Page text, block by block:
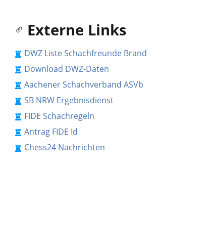
Externe Links
DWZ Liste Schachfreunde Brand
Download DWZ-Daten
Aachener Schachverband ASVb
SB NRW Ergebnisdienst
FIDE Schachregeln
Antrag FIDE Id
Chess24 Nachrichten